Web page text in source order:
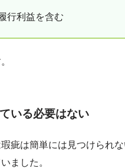
行利益を含む
いる必要はない
疵は簡単には見つけられ
ました。